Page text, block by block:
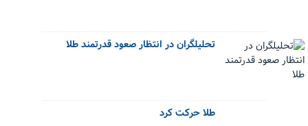
تحلیلگران در انتظار صعود قدرتمند طلا
طلا حرکت کرد